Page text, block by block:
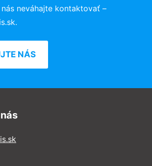
neváhajte kontaktovať –
NÁS